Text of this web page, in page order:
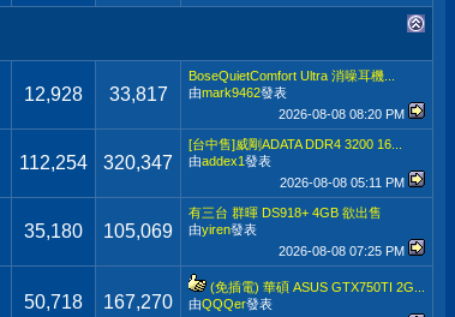
12,928 33,817
BoseQuietComfort Ultra 消噪耳機...
由mark9462發表
2026-08-08 08:20 PM
112,254 320,347
[台中售]威剛ADATA DDR4 3200 16...
由addex1發表
2026-08-08 05:11 PM
35,180 105,069
有三台 群暉 DS918+ 4GB 欲出售
由yiren發表
2026-08-08 07:25 PM
50,718 167,270
(免插電) 華碩 ASUS GTX750TI 2G...
由QQQer發表